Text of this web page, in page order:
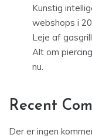
Kunstig
webshops i
Leje af
Alt om
nu.
Recent
Der er ingen